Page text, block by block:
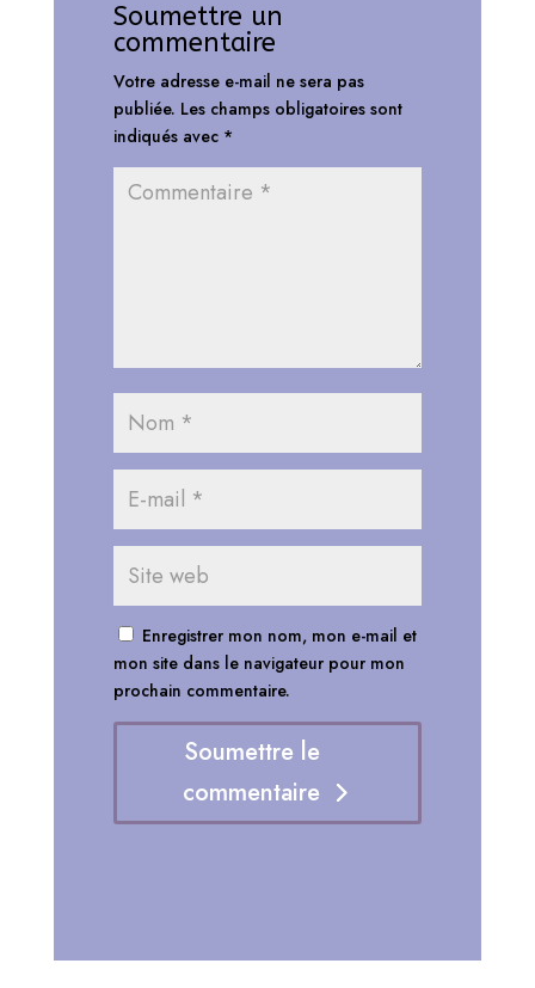
Soumettre un
commentaire
Votre adresse e-mail ne sera pas
publiée. Les champs obligatoires sont
indiqués avec *
Enregistrer mon nom, mon e-mail et
mon site dans le navigateur pour mon
prochain commentaire.
Soumettre le
commentaire